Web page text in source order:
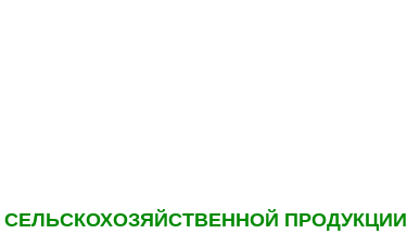
СЕЛЬСКОХОЗЯЙСТВЕННОЙ ПРОДУКЦИИ